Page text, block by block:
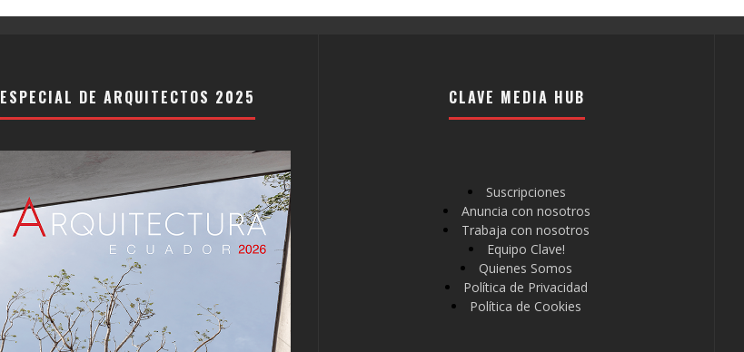
ESPECIAL DE ARQUITECTOS 2025 CLAVE MEDIA HUB
Suscripciones
Anuncia con nosotros
Trabaja con nosotros
Equipo Clave!
Quienes Somos
Política de Privacidad
Política de Cookies